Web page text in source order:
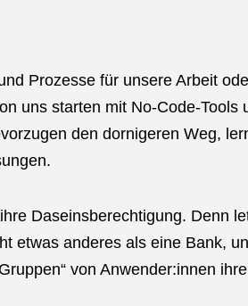
Prozesse für unsere Arbeit
uns starten mit No-Code-
den dornigeren Weg,
Daseinsberechtigung. Denn
etwas anderes als eine Bank,
von Anwender:innen